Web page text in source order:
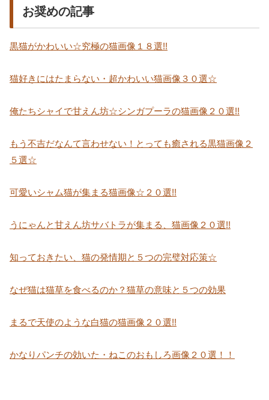
お奨めの記事
黒猫がかわいい☆究極の猫画像１８選!!
猫好きにはたまらない・超かわいい猫画像３０選☆
俺たちシャイで甘えん坊☆シンガプーラの猫画像２０選!!
もう不吉だなんて言わせない！とっても癒される黒猫画像２
５選☆
可愛いシャム猫が集まる猫画像☆２０選!!
うにゃんと甘えん坊サバトラが集まる、猫画像２０選!!
知っておきたい、猫の発情期と５つの完璧対応策☆
なぜ猫は猫草を食べるのか？猫草の意味と５つの効果
まるで天使のような白猫の猫画像２０選!!
かなりパンチの効いた・ねこのおもしろ画像２０選！！